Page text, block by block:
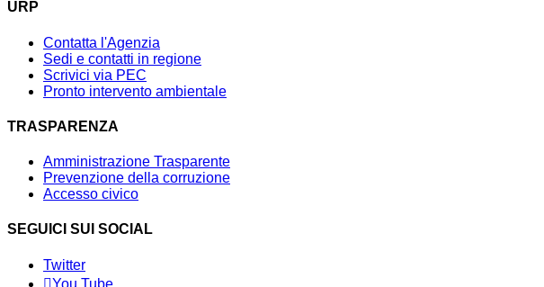
URP
Contatta l'Agenzia
Sedi e contatti in regione
Scrivici via PEC
Pronto intervento ambientale
TRASPARENZA
Amministrazione Trasparente
Prevenzione della corruzione
Accesso civico
SEGUICI SUI SOCIAL
Twitter
You Tube